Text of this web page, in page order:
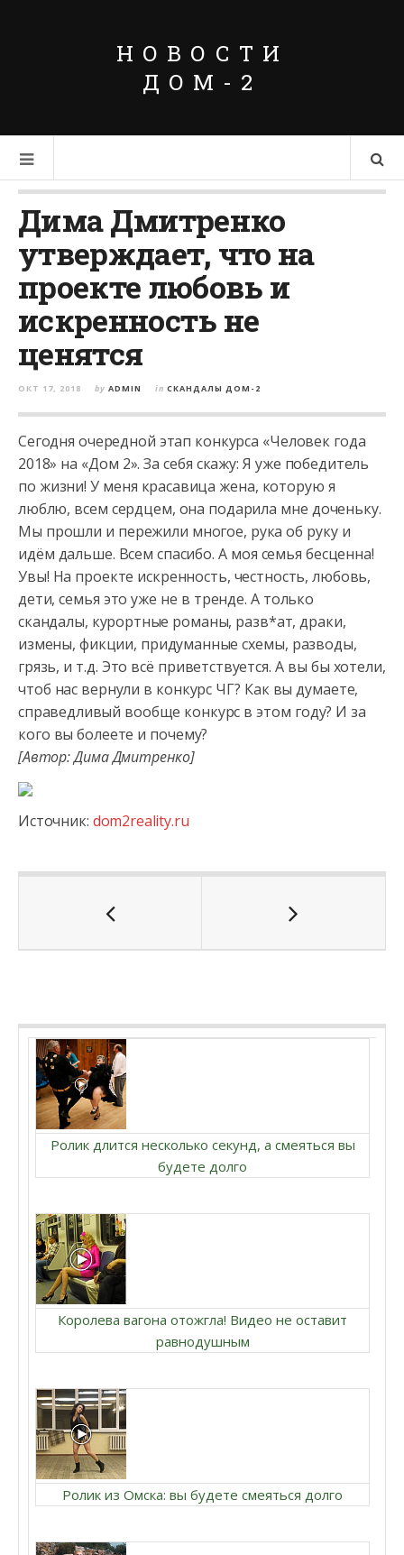
НОВОСТИ
ДОМ-2
Дима Дмитренко
утверждает, что на
проекте любовь и
искренность не
ценятся
ОКТ 17, 2018 by ADMIN in СКАНДАЛЫ ДОМ-2
Сегодня очередной этап конкурса «Человек года
2018» на «Дом 2». За себя скажу: Я уже победитель
по жизни! У меня красавица жена, которую я
люблю, всем сердцем, она подарила мне доченьку.
Мы прошли и пережили многое, рука об руку и
идём дальше. Всем спасибо. А моя семья бесценна!
Увы! На проекте искренность, честность, любовь,
дети, семья это уже не в тренде. А только
скандалы, курортные романы, разв*ат, драки,
измены, фикции, придуманные схемы, разводы,
грязь, и т.д. Это всё приветствуется. А вы бы хотели,
чтоб нас вернули в конкурс ЧГ? Как вы думаете,
справедливый вообще конкурс в этом году? И за
кого вы болеете и почему?
[Автор: Дима Дмитренко]
Источник: dom2reality.ru
Ролик длится несколько секунд, а смеяться вы
будете долго
Королева вагона отожгла! Видео не оставит
равнодушным
Ролик из Омска: вы будете смеяться долго